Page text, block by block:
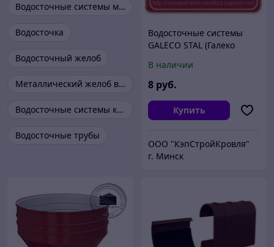
Водосточные системы металлические
Водосточка
Водосточный желоб
Металлический желоб водостока
Водосточные системы круглого сечения
Водосточные трубы
Водосточные системы
GALECO STAL (Галеко
В наличии
8 руб.
Купить
ООО "КэпСтройКровля"
г. Минск